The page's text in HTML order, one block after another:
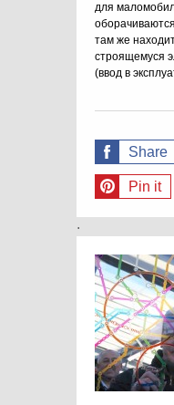
для
там же
строящемуся
(ввод в
Share
Pin it
.